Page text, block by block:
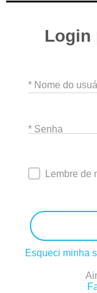
Login
* Nome do
* Senha
Lembre de
Esqueci minha